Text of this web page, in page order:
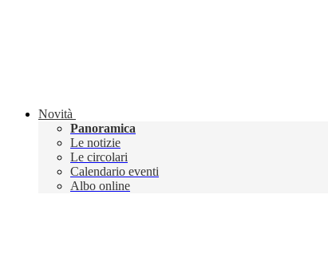
Novità
Panoramica
Le notizie
Le circolari
Calendario eventi
Albo online